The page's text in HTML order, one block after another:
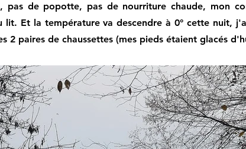
pas de popotte, pas de nourriture chaude, mon
lit. Et la température va descendre à 0° cette nuit,
2 paires de chaussettes (mes pieds étaient glacés